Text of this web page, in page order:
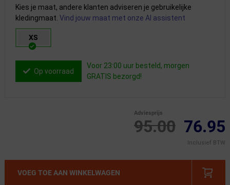
Kies je maat, andere klanten adviseren je gebruikelijke
kledingmaat. Vind jouw maat met onze AI assistent
XS
Op voorraad
Voor 23:00 uur besteld, morgen
GRATIS bezorgd!
95.00
Adviesprijs
76.95
Inclusief BTW
VOEG TOE AAN WINKELWAGEN